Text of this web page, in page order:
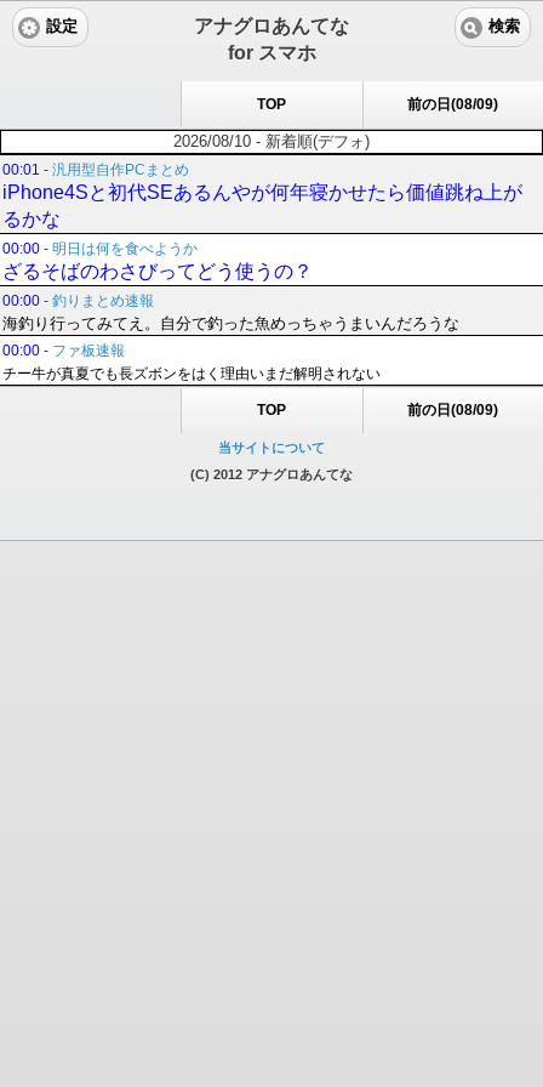
アナグロあんてな
for スマホ
設定 検索
TOP 前の日(08/09)
2026/08/10 - 新着順(デフォ)
00:01 - 汎用型自作PCまとめ
iPhone4Sと初代SEあるんやが何年寝かせたら価値跳ね上が
るかな
00:00 - 明日は何を食べようか
ざるそばのわさびってどう使うの？
00:00 - 釣りまとめ速報
海釣り行ってみてえ。自分で釣った魚めっちゃうまいんだろうな
00:00 - ファ板速報
チー牛が真夏でも長ズボンをはく理由いまだ解明されない
TOP 前の日(08/09)
当サイトについて
(C) 2012 アナグロあんてな